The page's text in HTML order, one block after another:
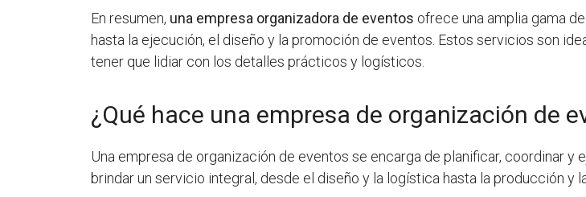
En resumen, una empresa organizadora de eventos ofrece una amplia gama
hasta la ejecución, el diseño y la promoción de eventos. Estos servicios son
tener que lidiar con los detalles prácticos y logísticos.
¿Qué hace una empresa de organización de
Una empresa de organización de eventos se encarga de planificar, coordinar
brindar un servicio integral, desde el diseño y la logística hasta la producción y